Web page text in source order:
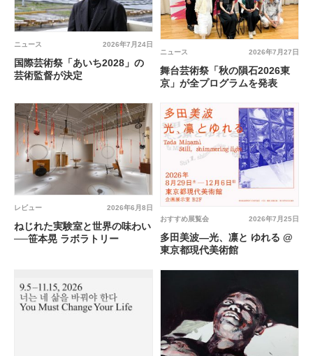
2026年7月24日
ニュース
国際芸術祭「あいち2028」の
芸術監督が決定
2026年7月27日
ニュース
舞台芸術祭「秋の隕石2026東
京」が全プログラムを発表
2026年6月8日
レビュー
ねじれた実験室と世界の味わい
──笹本晃 ラボラトリー
2026年7月25日
おすすめ展覧会
多田美波―光、凛と ゆれる @
東京都現代美術館